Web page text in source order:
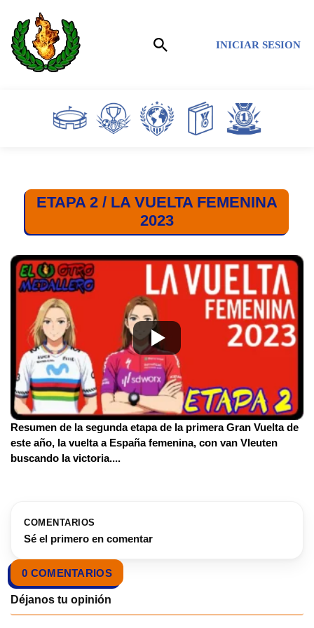
Saltar
al
contenido
INICIAR SESION
ETAPA 2 / LA VUELTA FEMENINA
2023
Resumen de la segunda etapa de la primera Gran Vuelta de
este año, la vuelta a España femenina, con van Vleuten
buscando la victoria....
COMENTARIOS
Sé el primero en comentar
0 COMENTARIOS